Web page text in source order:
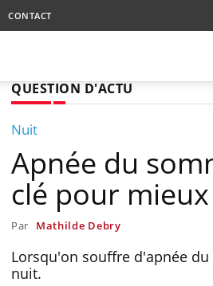
CONTACT
QUESTION D'ACTU
Nuit
Apnée du
clé pour
Par Mathilde Debry
Lorsqu'on souffre d'apnée
nuit.